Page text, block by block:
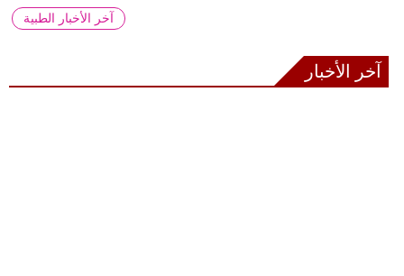
آخر الأخبار الطبية
آخر الأخبار